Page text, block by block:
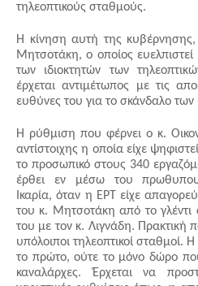
τηλεοπτικούς σταθμούς.
Η κίνηση αυτή της κυβέρνησης,
Μητσοτάκη, ο οποίος
των ιδιοκτητών των
έρχεται αντιμέτωπος με τις
ευθύνες του για το σκάνδαλο
Η ρύθμιση που φέρνει ο κ.
αντίστοιχης η οποία είχε
το προσωπικό στους 340
έρθει εν μέσω του
Ικαρία, όταν η ΕΡΤ είχε
του κ. Μητσοτάκη από το γλέντι
του με τον κ. Λιγνάδη. Πρακτική
υπόλοιποι τηλεοπτικοί σταθμοί.
το πρώτο, ούτε το μόνο δώρο
καναλάρχες. Έρχεται να